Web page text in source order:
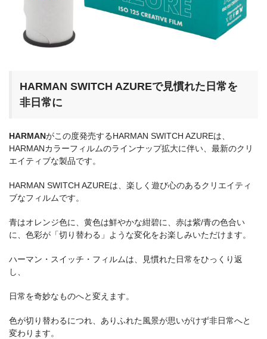
HARMAN SWITCH AZUREで見慣れた日常を
非日常に
HARMANがこの度発売するHARMAN SWITCH AZUREは、
HARMANカラーフィルムのラインナップ拡大に伴い、最新のクリ
エイティブな製品です。
HARMAN SWITCH AZUREは、楽しく遊び心のあるクリエイティ
ブなフィルムです。
青はオレンジ色に、黄色は鮮やかな紺碧に、赤は紫/青の色合い
に、色彩が「切り替わる」ような変化をお楽しみいただけます。
ハーマン・スイッチ・フィルムは、見慣れた日常をひっくり返
し、
日常を奇妙なものへと変えます。
色が切り替わるにつれ、ありふれた風景が思いがけず非日常へと
変わります。